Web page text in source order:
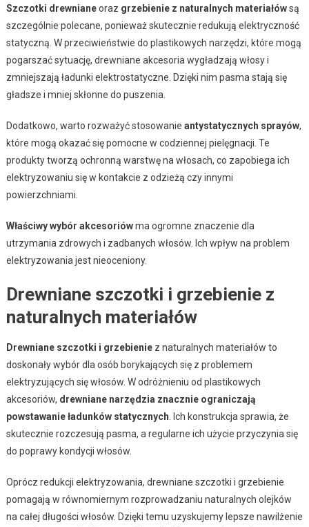
Szczotki drewnianeoraz grzebienie z naturalnych materiałówsą
szczególnie polecane, ponieważ skutecznie redukują elektryczność
statyczną. W przeciwieństwie do plastikowych narzędzi, które mogą
pogarszać sytuację, drewniane akcesoria wygładzają włosy i
zmniejszają ładunki elektrostatyczne. Dzięki nim pasma stają się
gładsze i mniej skłonne do puszenia.
Dodatkowo, warto rozważyć stosowanie antystatycznych sprayów,
które mogą okazać się pomocne w codziennej pielęgnacji. Te
produkty tworzą ochronną warstwę na włosach, co zapobiega ich
elektryzowaniu się w kontakcie z odzieżą czy innymi
powierzchniami.
Właściwy wybór akcesoriówma ogromne znaczenie dla
utrzymania zdrowych i zadbanych włosów. Ich wpływ na problem
elektryzowania jest nieoceniony.
Drewniane szczotki i grzebienie z
naturalnych materiałów
Drewniane szczotki i grzebieniez naturalnych materiałów to
doskonały wybór dla osób borykających się z problemem
elektryzujących się włosów. W odróżnieniu od plastikowych
akcesoriów, drewniane narzędzia znacznie ograniczają
powstawanie ładunków statycznych . Ich konstrukcja sprawia, że
skutecznie rozczesują pasma, a regularne ich użycie przyczynia się
do poprawy kondycji włosów.
Oprócz redukcji elektryzowania, drewniane szczotki i grzebienie
pomagają w równomiernym rozprowadzaniu naturalnych olejków
na całej długości włosów. Dzięki temu uzyskujemy lepsze nawilżenie